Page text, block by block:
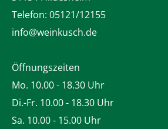
Telefon: 05121/12155
info@weinkusch.de
Öffnungszeiten
Mo. 10.00 - 18.30 Uhr
Di.-Fr. 10.00 - 18.30 Uhr
Sa. 10.00 - 15.00 Uhr